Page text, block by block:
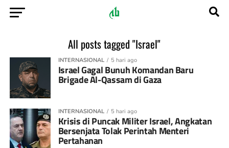
All posts tagged "Israel"
INTERNASIONAL 5 hari ago
Israel Gagal Bunuh Komandan Baru
Brigade Al-Qassam di Gaza
INTERNASIONAL 5 hari ago
Krisis di Puncak Militer Israel, Angkatan
Bersenjata Tolak Perintah Menteri
Pertahanan